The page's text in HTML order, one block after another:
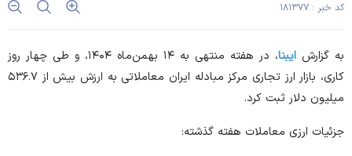
کد خبر : ۱۸۱۳۷۷
به گزارش ایبنا
، در هفته منتهی به ۱۴ بهمن‌ماه ۱۴۰۴، و طی چهار روز
کاری، بازار ارز تجاری مرکز مبادله ایران معاملاتی به ارزش بیش از ۵۳۶.۷
میلیون دلار ثبت کرد.
جزئیات ارزی معاملات هفته گذشته: